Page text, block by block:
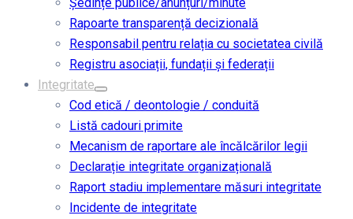
Rapoarte transparență decizională
Responsabil pentru relația cu societatea civilă
Registru asociații, fundații și federații
Integritate
Cod etică / deontologie / conduită
Listă cadouri primite
Mecanism de raportare ale încălcărilor legii
Declarație integritate organizațională
Raport stadiu implementare măsuri integritate
Incidente de integritate